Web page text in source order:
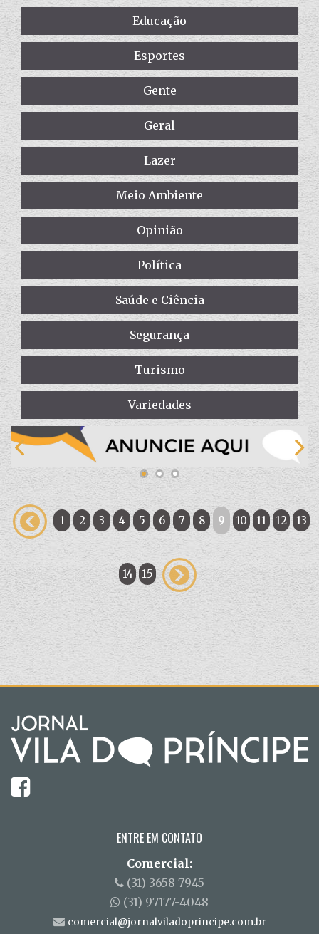
Educação
Esportes
Gente
Geral
Lazer
Meio Ambiente
Opinião
Política
Saúde e Ciência
Segurança
Turismo
Variedades
1 2 3 4 5 6 7 8 9 10 11 12 13
14 15
ENTRE EM CONTATO
Comercial:
(31) 3658-7945
(31) 97177-4048
comercial@jornalviladoprincipe.com.br